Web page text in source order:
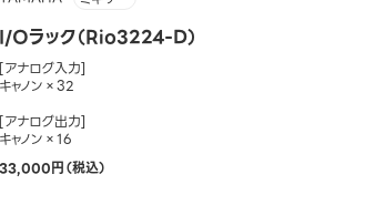
I/Oラック（Rio3224-D）
[アナログ入力]
キャノン×32
[アナログ出力]
キャノン×16
33,000円（税込）